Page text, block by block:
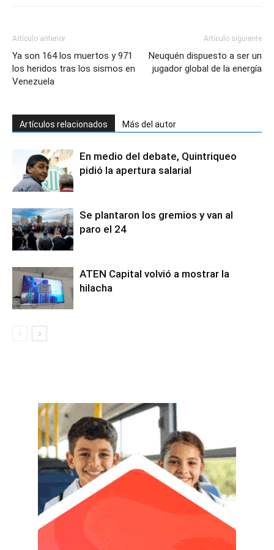
Artículo anterior
Ya son 164 los muertos y 971
los heridos tras los sismos en
Venezuela
Artículo siguiente
Neuquén dispuesto a ser un
jugador global de la energía
Artículos relacionados Más del autor
En medio del debate, Quintriqueo
pidió la apertura salarial
Se plantaron los gremios y van al
paro el 24
ATEN Capital volvió a mostrar la
hilacha